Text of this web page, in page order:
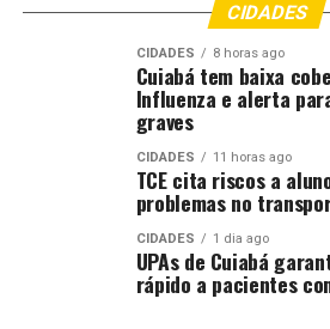
CIDADES
CIDADES 8 horas ago
Cuiabá tem baixa
Influenza e alerta
graves
CIDADES 11 horas ago
TCE cita riscos a
problemas no
CIDADES 1 dia ago
UPAs de Cuiabá
rápido a pacientes